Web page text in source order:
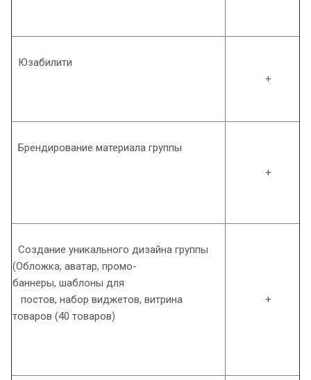
Юзабилити
+
Брендирование материала группы
+
Создание уникального дизайна группы
(Обложка, аватар, промо-
баннеры, шаблоны для
постов, набор виджетов, витрина
товаров (40 товаров)
+